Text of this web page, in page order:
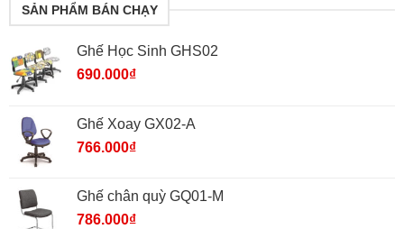
SẢN PHẨM BÁN CHẠY
Ghế Học Sinh GHS02
690.000₫
Ghế Xoay GX02-A
766.000₫
Ghế chân quỳ GQ01-M
786.000₫